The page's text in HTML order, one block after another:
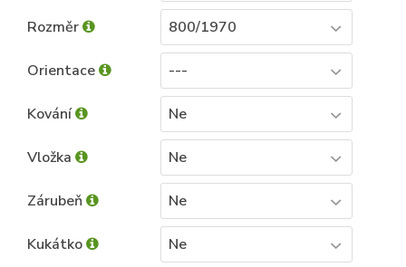
Rozměr 800/1970
Orientace ---
Kování Ne
Vložka Ne
Zárubeň Ne
Kukátko Ne